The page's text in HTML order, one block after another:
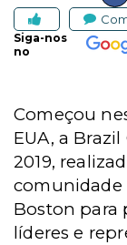
Siga-nos
no
Começou
EUA, a
2019,
comunidade
Boston para
líderes e